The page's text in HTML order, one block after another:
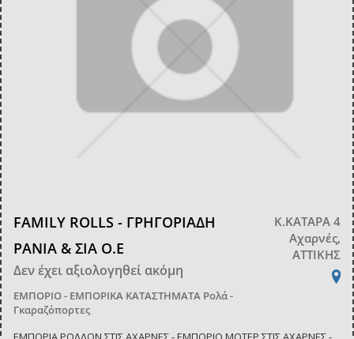
FAMILY ROLLS - ΓΡΗΓΟΡΙΑΔΗ
ΡΑΝΙΑ & ΣΙΑ Ο.Ε
Δεν έχει αξιολογηθεί ακόμη
ΕΜΠΟΡΙΟ - ΕΜΠΟΡΙΚΑ ΚΑΤΑΣΤΗΜΑΤΑ Ρολά -
Γκαραζόπορτες
Κ.ΚΑΤΑΡΑ 4
Αχαρνές,
ΑΤΤΙΚΗΣ